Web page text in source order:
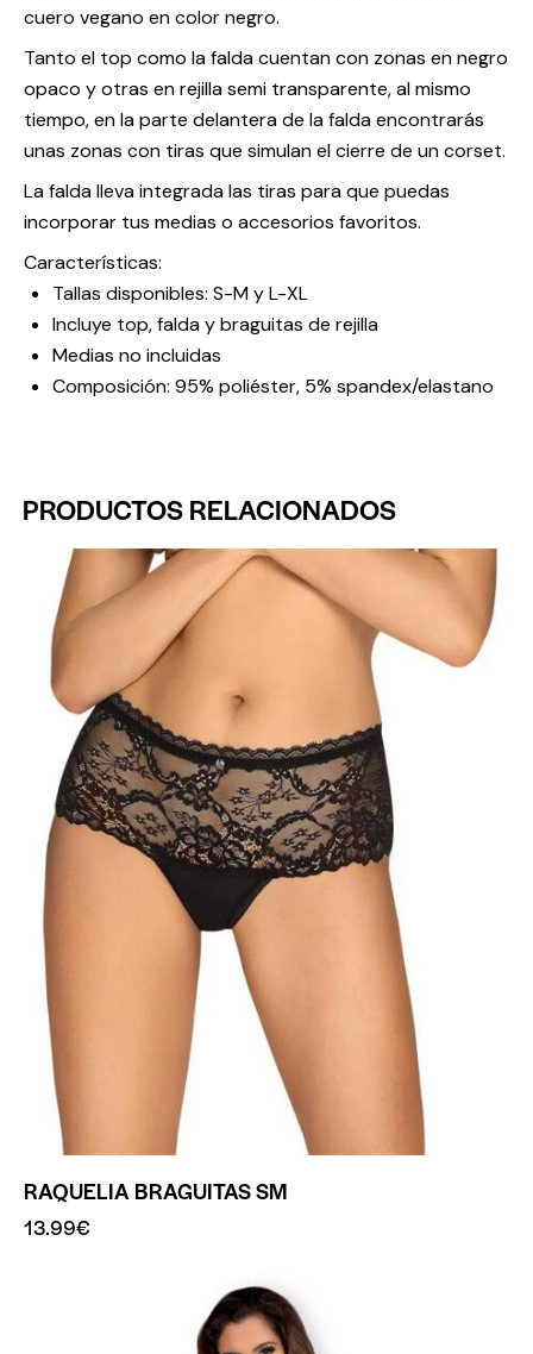
cuero vegano en color negro.
Tanto el top como la falda cuentan con zonas en negro
opaco y otras en rejilla semi transparente, al mismo
tiempo, en la parte delantera de la falda encontrarás
unas zonas con tiras que simulan el cierre de un corset.
La falda lleva integrada las tiras para que puedas
incorporar tus medias o accesorios favoritos.
Características:
Tallas disponibles: S-M y L-XL
Incluye top, falda y braguitas de rejilla
Medias no incluidas
Composición: 95% poliéster, 5% spandex/elastano
PRODUCTOS RELACIONADOS
RAQUELIA BRAGUITAS SM
13.99€